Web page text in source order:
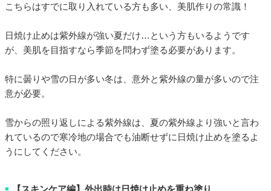
こちらはすでに取り入れている方も多い、美肌作りの常識！
日焼け止めは紫外線が強い夏だけ…という方もいるようです
が、美肌を目指すなら季節を問わず塗る必要があります。
特に曇りや雪の日が多い冬は、意外と紫外線の量が多いので注
意が必要。
雪からの照り返しによる紫外線は、夏の紫外線より強いと言わ
れているので寒冷地の場合でも油断せずに日焼け止めを塗るよ
うにしてください。
■ 【スキンケア編】外出時は日焼け止めを重ね塗り